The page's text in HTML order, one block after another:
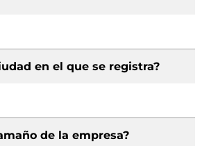
en el que se registra?
de la empresa?